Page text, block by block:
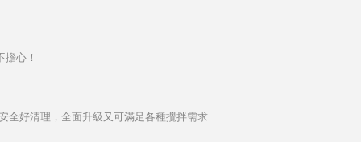
心！
全好清理，全面升級又可滿足各種攪拌需求